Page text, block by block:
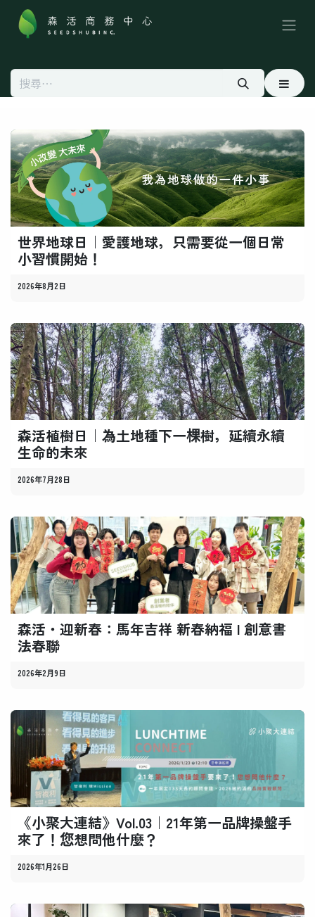
跳至內容
世界地球日｜愛護地球，只需要從一個日常
小習慣開始！
2026年8月2日
森活植樹日｜為土地種下一棵樹，延續永續
生命的未來
2026年7月28日
森活・迎新春：馬年吉祥 新春納福 l 創意書
法春聯
2026年2月9日
《小聚大連結》Vol.03｜21年第一品牌操盤手
來了！您想問他什麼？
2026年1月26日